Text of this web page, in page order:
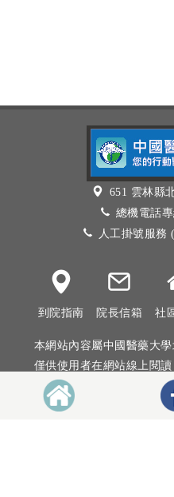
651 雲林縣
總機電話
人工掛號服務
到院指南 院長信箱 社
本網站內容屬中國醫藥大
僅供使用者在網站線上閱
或重製部
本網站建議以Internet